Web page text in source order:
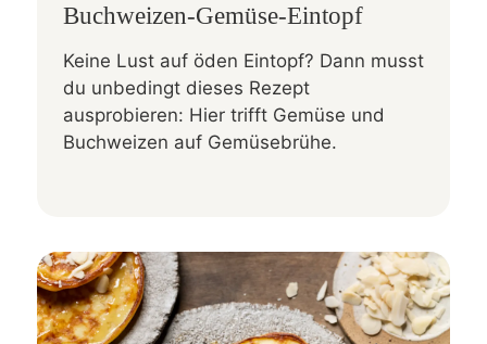
Buchweizen-Gemüse-Eintopf
Keine Lust auf öden Eintopf? Dann musst
du unbedingt dieses Rezept
ausprobieren: Hier trifft Gemüse und
Buchweizen auf Gemüsebrühe.